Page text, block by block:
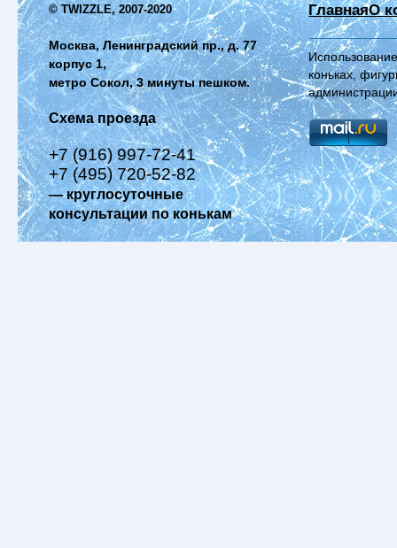
© TWIZZLE, 2007-2020
Москва, Ленинградский пр., д. 77
корпус 1,
метро Сокол, 3 минуты пешком.
Схема проезда
+7 (916) 997-72-41
+7 (495) 720-52-82
— круглосуточные
консультации по конькам
ГлавнаяО
коньках,